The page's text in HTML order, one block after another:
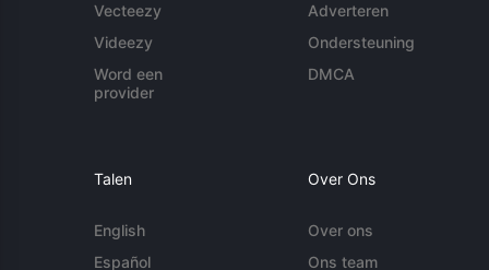
Vecteezy
Videezy
Word een
provider
Adverteren
Ondersteuning
DMCA
Talen
English
Español
Over Ons
Over ons
Ons team